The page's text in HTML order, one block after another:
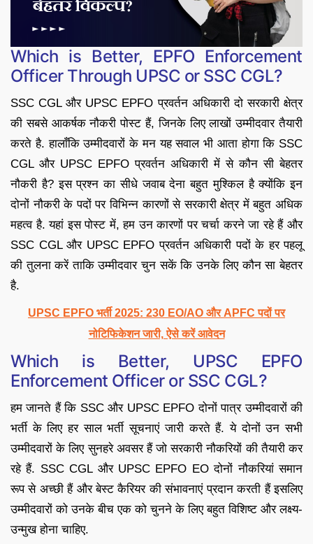
Which is Better, EPFO Enforcement
Officer Through UPSC or SSC CGL?
SSC CGL और UPSC EPFO प्रवर्तन अधिकारी दो सरकारी क्षेत्र
की सबसे आकर्षक नौकरी पोस्ट हैं, जिनके लिए लाखों उम्मीदवार तैयारी
करते है. हालाँकि उम्मीदवारों के मन यह सवाल भी आता होगा कि SSC
CGL और UPSC EPFO प्रवर्तन अधिकारी में से कौन सी बेहतर
नौकरी है? इस प्रश्न का सीधे जवाब देना बहुत मुश्किल है क्योंकि इन
दोनों नौकरी के पदों पर विभिन्न कारणों से सरकारी क्षेत्र में बहुत अधिक
महत्व है. यहां इस पोस्ट में, हम उन कारणों पर चर्चा करने जा रहे हैं और
SSC CGL और UPSC EPFO प्रवर्तन अधिकारी पदों के हर पहलू
की तुलना करें ताकि उम्मीदवार चुन सकें कि उनके लिए कौन सा बेहतर
है.
UPSC EPFO भर्ती 2025: 230 EO/AO और APFC पदों पर
नोटिफिकेशन जारी, ऐसे करें आवेदन
Which is Better, UPSC EPFO
Enforcement Officer or SSC CGL?
हम जानते हैं कि SSC और UPSC EPFO दोनों पात्र उम्मीदवारों की
भर्ती के लिए हर साल भर्ती सूचनाएं जारी करते हैं. ये दोनों उन सभी
उम्मीदवारों के लिए सुनहरे अवसर हैं जो सरकारी नौकरियों की तैयारी कर
रहे हैं. SSC CGL और UPSC EPFO EO दोनों नौकरियां समान
रूप से अच्छी हैं और बेस्ट कैरियर की संभावनाएं प्रदान करती हैं इसलिए
उम्मीदवारों को उनके बीच एक को चुनने के लिए बहुत विशिष्ट और लक्ष्य-
उन्मुख होना चाहिए.